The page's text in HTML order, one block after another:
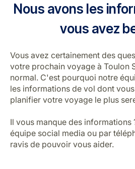
Nous avons les
vous avez
Vous avez certainement des
votre prochain voyage à Toulon
normal. C'est pourquoi notre
les informations de vol dont
planifier votre voyage le plus
Il vous manque des informations
équipe social media ou par
ravis de pouvoir vous aider.